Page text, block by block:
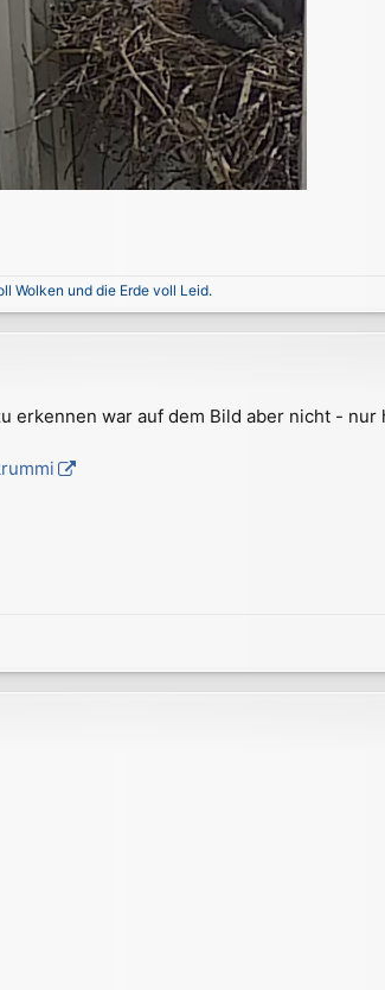
Wolken und die Erde voll Leid.
erkennen war auf dem Bild aber nicht - nur